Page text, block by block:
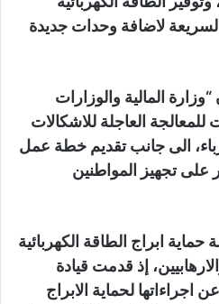
لاضافة وحدات جديدة
المالية والوزارات
للمعالجة العاجلة للاشكالات
الى جانب تقديم خطة عمل
على تجهيز المواطنين
ابراج الطاقة الكهربائية
إذ قدمت قيادة
اجراءاتها لحماية الابراج